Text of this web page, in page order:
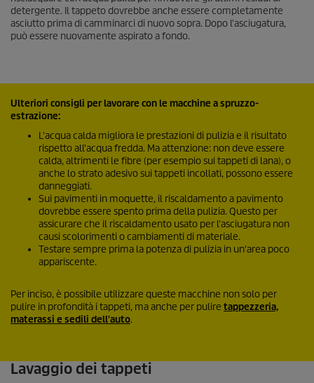
detergente. Il tappeto dovrebbe anche essere completamente
asciutto prima di camminarci di nuovo sopra. Dopo l'asciugatura,
può essere nuovamente aspirato a fondo.
Ulteriori consigli per lavorare con le macchine a spruzzo-
estrazione:
L'acqua calda migliora le prestazioni di pulizia e il risultato
rispetto all'acqua fredda. Ma attenzione: non deve essere
calda, altrimenti le fibre (per esempio sui tappeti di lana), o
anche lo strato adesivo sui tappeti incollati, possono essere
danneggiati.
Sui pavimenti in moquette, il riscaldamento a pavimento
dovrebbe essere spento prima della pulizia. Questo per
assicurare che il riscaldamento usato per l'asciugatura non
causi scolorimenti o cambiamenti di materiale.
Testare sempre prima la potenza di pulizia in un'area poco
appariscente.
Per inciso, è possibile utilizzare queste macchine non solo per
pulire in profondità i tappeti, ma anche per pulire tappezzeria,
materassi e sedili dell'auto.
Lavaggio dei tappeti